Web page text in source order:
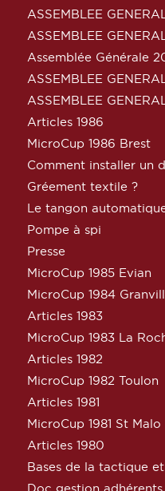
ASSEMBLEE
ASSEMBLEE
Assemblée Générale
ASSEMBLEE
ASSEMBLEE
Articles 1986
MicroCup 1986 Brest
Comment installer un
Gréement textile ?
Le tangon
Pompe à spi
Presse
MicroCup 1985 Evian
MicroCup 1984
Articles 1983
MicroCup 1983 La
Articles 1982
MicroCup 1982 Toulon
Articles 1981
MicroCup 1981 St Malo
Articles 1980
Bases de la tactique
Doc gestion adhérents